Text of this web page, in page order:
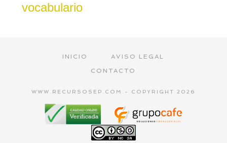
vocabulario
INICIO
AVISO LEGAL
CONTACTO
WWW.RECURSOSEP.COM - COPYRIGHT 2026